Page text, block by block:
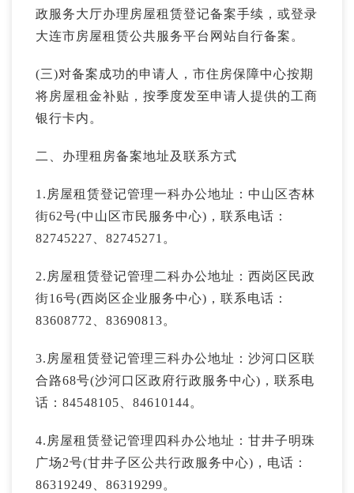
政服务大厅办理房屋租赁登记备案手续，或登录
大连市房屋租赁公共服务平台网站自行备案。
(三)对备案成功的申请人，市住房保障中心按期
将房屋租金补贴，按季度发至申请人提供的工商
银行卡内。
二、办理租房备案地址及联系方式
1.房屋租赁登记管理一科办公地址：中山区杏林
街62号(中山区市民服务中心)，联系电话：
82745227、82745271。
2.房屋租赁登记管理二科办公地址：西岗区民政
街16号(西岗区企业服务中心)，联系电话：
83608772、83690813。
3.房屋租赁登记管理三科办公地址：沙河口区联
合路68号(沙河口区政府行政服务中心)，联系电
话：84548105、84610144。
4.房屋租赁登记管理四科办公地址：甘井子明珠
广场2号(甘井子区公共行政服务中心)，电话：
86319249、86319299。